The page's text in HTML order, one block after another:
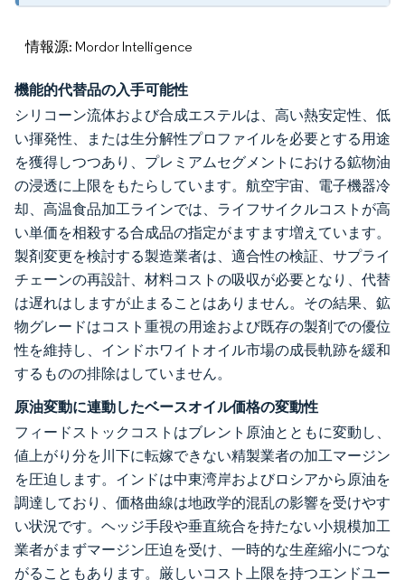
情報源: Mordor Intelligence
機能的代替品の入手可能性
シリコーン流体および合成エステルは、高い熱安定性、低
い揮発性、または生分解性プロファイルを必要とする用途
を獲得しつつあり、プレミアムセグメントにおける鉱物油
の浸透に上限をもたらしています。航空宇宙、電子機器冷
却、高温食品加工ラインでは、ライフサイクルコストが高
い単価を相殺する合成品の指定がますます増えています。
製剤変更を検討する製造業者は、適合性の検証、サプライ
チェーンの再設計、材料コストの吸収が必要となり、代替
は遅れはしますが止まることはありません。その結果、鉱
物グレードはコスト重視の用途および既存の製剤での優位
性を維持し、インドホワイトオイル市場の成長軌跡を緩和
するものの排除はしていません。
原油変動に連動したベースオイル価格の変動性
フィードストックコストはブレント原油とともに変動し、
値上がり分を川下に転嫁できない精製業者の加工マージン
を圧迫します。インドは中東湾岸およびロシアから原油を
調達しており、価格曲線は地政学的混乱の影響を受けやす
い状況です。ヘッジ手段や垂直統合を持たない小規模加工
業者がまずマージン圧迫を受け、一時的な生産縮小につな
がることもあります。厳しいコスト上限を持つエンドユー